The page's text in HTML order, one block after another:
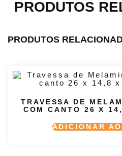
PRODUTOS
PRODUTOS
TRAVESSA DE
COM CANTO 26 X
ADICIONAR